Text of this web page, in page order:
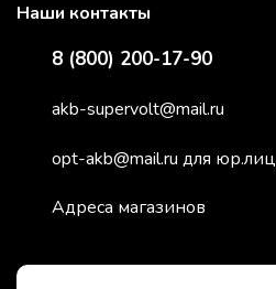
Наши контакты
8 (800) 200-17-90
akb-supervolt@mail.ru
opt-akb@mail.ru для юр.лиц
Адреса магазинов